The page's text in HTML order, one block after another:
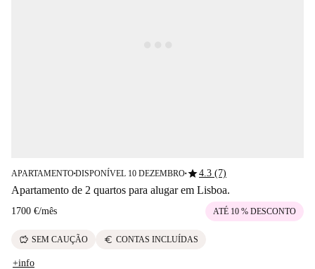
APARTAMENTO■DISPONÍVEL 10 DEZEMBRO■star4.3 (7)
Apartamento de 2 quartos para alugar em Lisboa.
1700 €/mês ATÉ 10 % DESCONTO
savings SEM CAUÇÃO euro CONTAS INCLUÍDAS
+info